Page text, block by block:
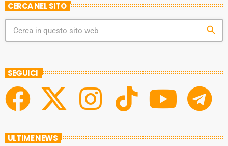
CERCA NEL SITO
search
SEGUICI
ULTIME NEWS